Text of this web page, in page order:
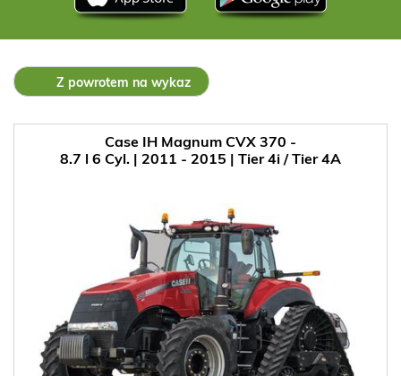
Z powrotem na wykaz
Case IH Magnum CVX 370 -
8.7 l 6 Cyl. | 2011 - 2015 | Tier 4i / Tier 4A